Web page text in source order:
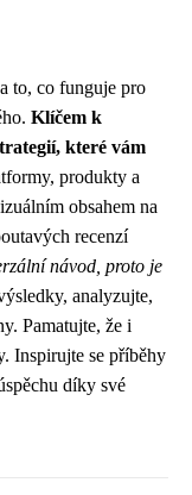
to, co funguje pro
Klíčem k
které vám
produkty a
obsahem na
recenzí
návod, proto je
analyzujte,
Pamatujte, že i
Inspirujte se příběhy
díky své